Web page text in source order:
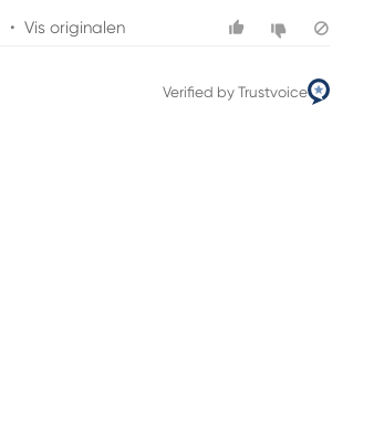
• Vis originalen
Verified by Trustvoice